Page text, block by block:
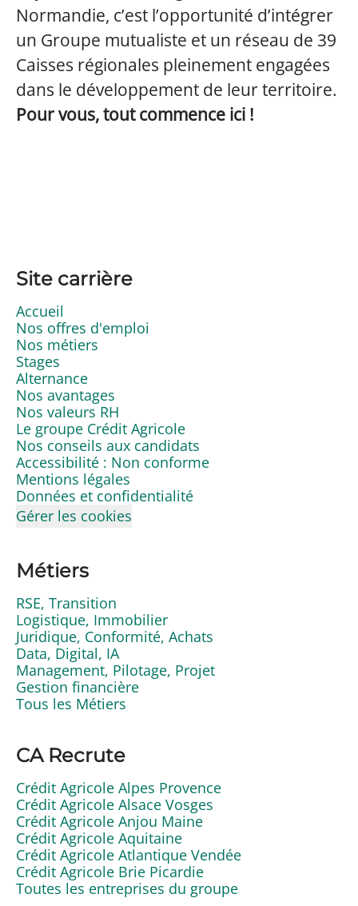
Normandie, c’est l’opportunité d’intégrer
un Groupe mutualiste et un réseau de 39
Caisses régionales pleinement engagées
dans le développement de leur territoire.
Pour vous, tout commence ici !
Site carrière
Accueil
Nos offres d'emploi
Nos métiers
Stages
Alternance
Nos avantages
Nos valeurs RH
Le groupe Crédit Agricole
Nos conseils aux candidats
Accessibilité : Non conforme
Mentions légales
Données et confidentialité
Gérer les cookies
Métiers
RSE, Transition
Logistique, Immobilier
Juridique, Conformité, Achats
Data, Digital, IA
Management, Pilotage, Projet
Gestion financière
Tous les Métiers
CA Recrute
Crédit Agricole Alpes Provence
Crédit Agricole Alsace Vosges
Crédit Agricole Anjou Maine
Crédit Agricole Aquitaine
Crédit Agricole Atlantique Vendée
Crédit Agricole Brie Picardie
Toutes les entreprises du groupe